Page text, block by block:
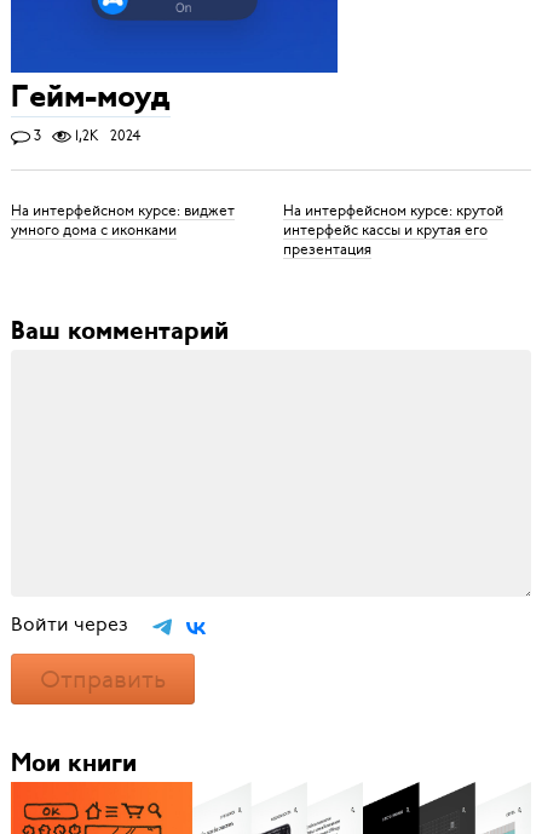
Гейм-моуд
3 1,2K 2024
На интерфейсном курсе: виджет
умного дома с иконками
На интерфейсном курсе: крутой
интерфейс кассы и крутая его
презентация
Ваш комментарий
Войти через
Отправить
Мои книги